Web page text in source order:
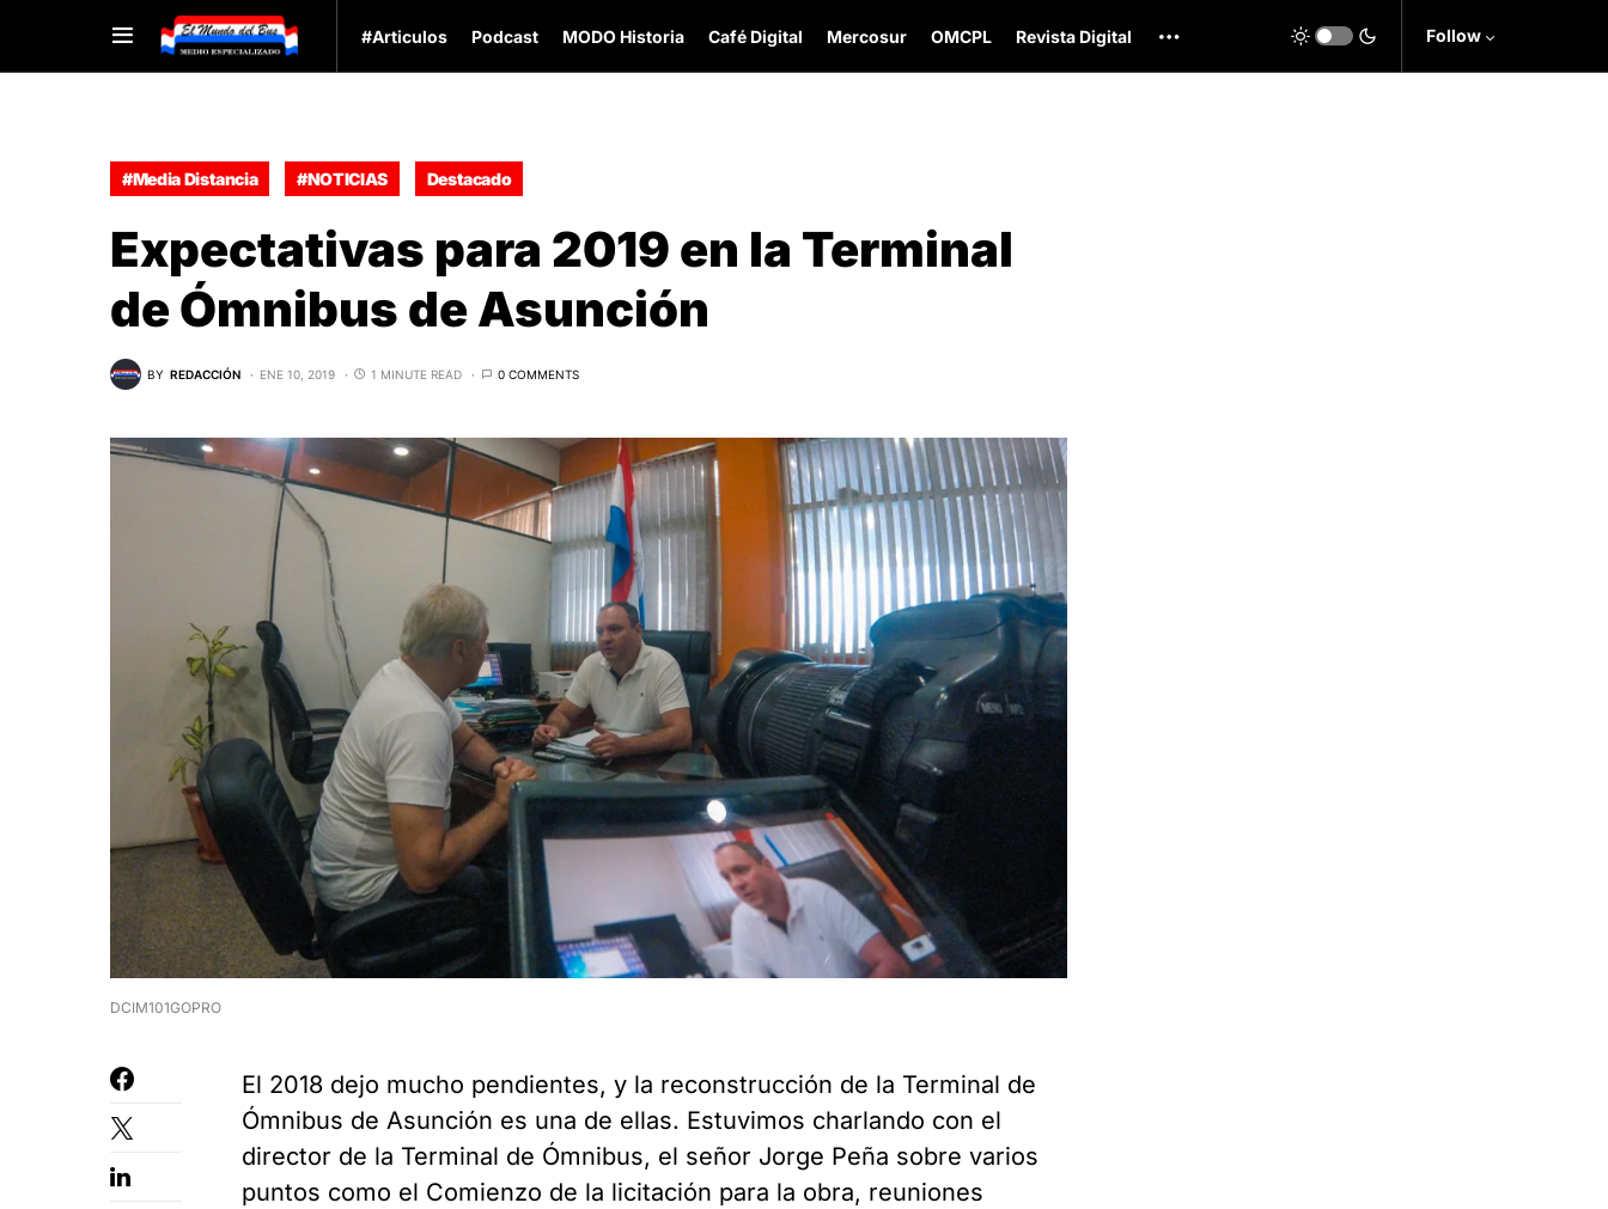
#Articulos Podcast MODO Historia Café Digital Mercosur OMCPL Revista Digital Follow
#Media Distancia #NOTICIAS Destacado
Expectativas para 2019 en la Terminal
de Ómnibus de Asunción
BY REDACCIÓN ENE 10, 2019 1 MINUTE READ 0 COMMENTS
DCIM101GOPRO
El 2018 dejo mucho pendientes, y la reconstrucción de la Terminal de
Ómnibus de Asunción es una de ellas. Estuvimos charlando con el
director de la Terminal de Ómnibus, el señor Jorge Peña sobre varios
puntos como el Comienzo de la licitación para la obra, reuniones